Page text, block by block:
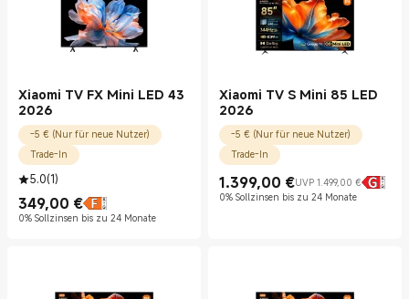
Xiaomi TV FX Mini LED 43
2026
-5 € (Nur für neue Nutzer)
Trade-In
5.0(1)
349,00 €
Current Price €349.00
0% Sollzinsen bis zu 24 Monate
Xiaomi TV S Mini 85 LED
2026
-5 € (Nur für neue Nutzer)
Trade-In
1.399,00 €
Current Price €1399.00UVP 1.499,00 €
UVP 1.499,00 €
0% Sollzinsen bis zu 24 Monate